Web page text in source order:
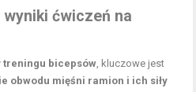
ćwiczeń na
treningu bicepsów , kluczowe jest
obwodu mięśni ramion i ich siły